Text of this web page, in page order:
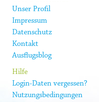
Unser Profil
Impressum
Datenschutz
Kontakt
Ausflugsblog
Hilfe
Login-Daten vergessen?
Nutzungsbedingungen